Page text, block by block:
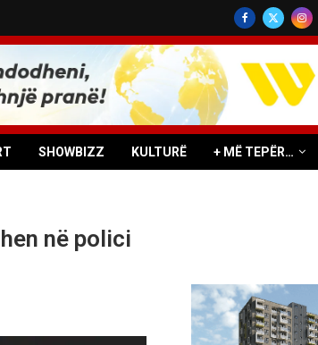
SHOWBIZZ KULTURË + MË TEPËR…
në polici